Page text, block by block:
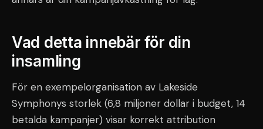
Vad detta innebär för din
insamling
För en exempelorganisation av Lakeside
Symphonys storlek (6,8 miljoner dollar i budget, 14
betalda kampanjer) visar korrekt attribution